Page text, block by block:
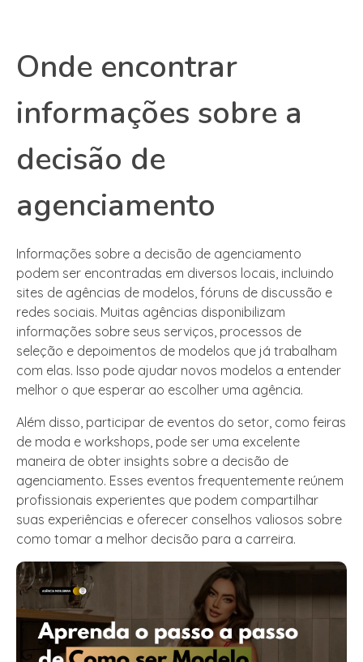
Onde encontrar
informações sobre a
decisão de
agenciamento
Informações sobre a decisão de agenciamento
podem ser encontradas em diversos locais, incluindo
sites de agências de modelos, fóruns de discussão e
redes sociais. Muitas agências disponibilizam
informações sobre seus serviços, processos de
seleção e depoimentos de modelos que já trabalham
com elas. Isso pode ajudar novos modelos a entender
melhor o que esperar ao escolher uma agência.
Além disso, participar de eventos do setor, como feiras
de moda e workshops, pode ser uma excelente
maneira de obter insights sobre a decisão de
agenciamento. Esses eventos frequentemente reúnem
profissionais experientes que podem compartilhar
suas experiências e oferecer conselhos valiosos sobre
como tomar a melhor decisão para a carreira.